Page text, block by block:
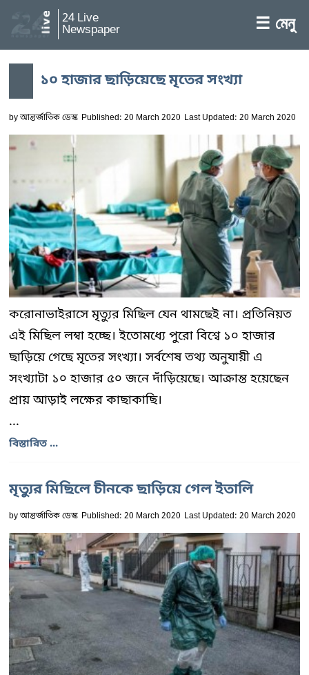
24 Live
Newspaper ☰ মেনু
১০ হাজার ছাড়িয়েছে মৃতের সংখ্যা
byআন্তর্জাতিক ডেস্ক Published: 20 March 2020 Last Updated: 20 March 2020
করোনাভাইরাসে মৃত্যুর মিছিল যেন থামছেই না। প্রতিনিয়ত
এই মিছিল লম্বা হচ্ছে। ইতোমধ্যে পুরো বিশ্বে ১০ হাজার
ছাড়িয়ে গেছে মৃতের সংখ্যা। সর্বশেষ তথ্য অনুযায়ী এ
সংখ্যাটা ১০ হাজার ৫০ জনে দাঁড়িয়েছে। আক্রান্ত হয়েছেন
প্রায় আড়াই লক্ষের কাছাকাছি।
...
বিস্তারিত ...
মৃত্যুর মিছিলে চীনকে ছাড়িয়ে গেল ইতালি
byআন্তর্জাতিক ডেস্ক Published: 20 March 2020 Last Updated: 20 March 2020